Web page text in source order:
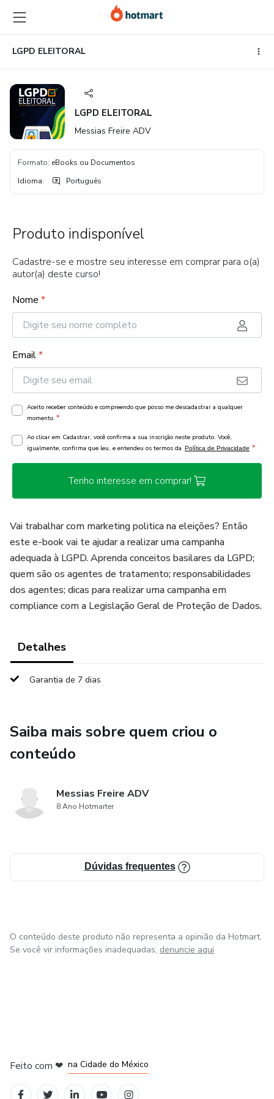
para
o
conteúdo
principal
para
o
pagamento
para
o
rodapéLGPD ELEITORAL
LGPD ELEITORAL
Messias Freire ADV
Formato: eBooks ou Documentos
Idioma: Português
Produto indisponível
Cadastre-se e mostre seu interesse em comprar para o(a)
autor(a) deste curso!
Nome *
Email*
Aceito receber conteúdo e compreendo que posso me descadastrar a qualquer
momento. *
Ao clicar em Cadastrar, você confirma a sua inscrição neste produto. Você,
igualmente, confirma que leu, e entendeu os termos da Política de Privacidade *
Tenho interesse em comprar!
Vai trabalhar com marketing politica na eleições? Então
este e-book vai te ajudar a realizar uma campanha
adequada à LGPD. Aprenda conceitos basilares da LGPD;
quem são os agentes de tratamento; responsabilidades
dos agentes; dicas para realizar uma campanha em
compliance com a Legislação Geral de Proteção de Dados.
Detalhes
Garantia de 7 dias
Saiba mais sobre quem criou o
conteúdo
Messias Freire ADV
8 Ano Hotmarter
Dúvidas frequentes
O conteúdo deste produto não representa a opinião da Hotmart.
Se você vir informações inadequadas, denuncie aqui
Feito com ❤ na Cidade do México